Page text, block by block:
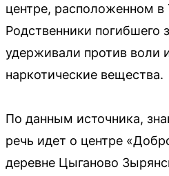
центре, расположенном
Родственники погибшего
удерживали против воли
наркотические вещества.
По данным источника,
речь идет о центре
деревне Цыганово